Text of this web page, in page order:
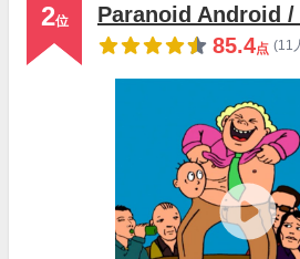
2位
Paranoid Android /
85.4点 (11